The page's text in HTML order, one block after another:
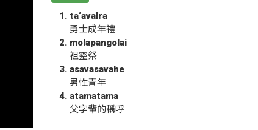
ta‘avalra
勇士成年禮
molapangolai
祖靈祭
asavasavahe
男性青年
atamatama
父字輩的稱呼